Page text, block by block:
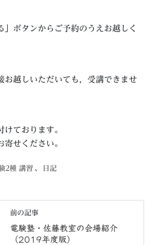
ボタンからご予約のうえお越しく
お越しいただいても，受講できませ
ております。
せください。
2種 講習 、 日記
前の記事
電験塾・佐藤教室の会場紹介
（2019年度版）